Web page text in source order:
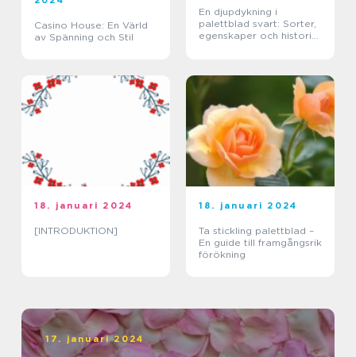
Casino House: En Värld
av Spänning och Stil
En djupdykning i
palettblad svart: Sorter,
egenskaper och historisk
18. januari 2024
[INTRODUKTION]
18. januari 2024
Ta stickling palettblad –
En guide till framgångsrik
förökning
17. januari 2024